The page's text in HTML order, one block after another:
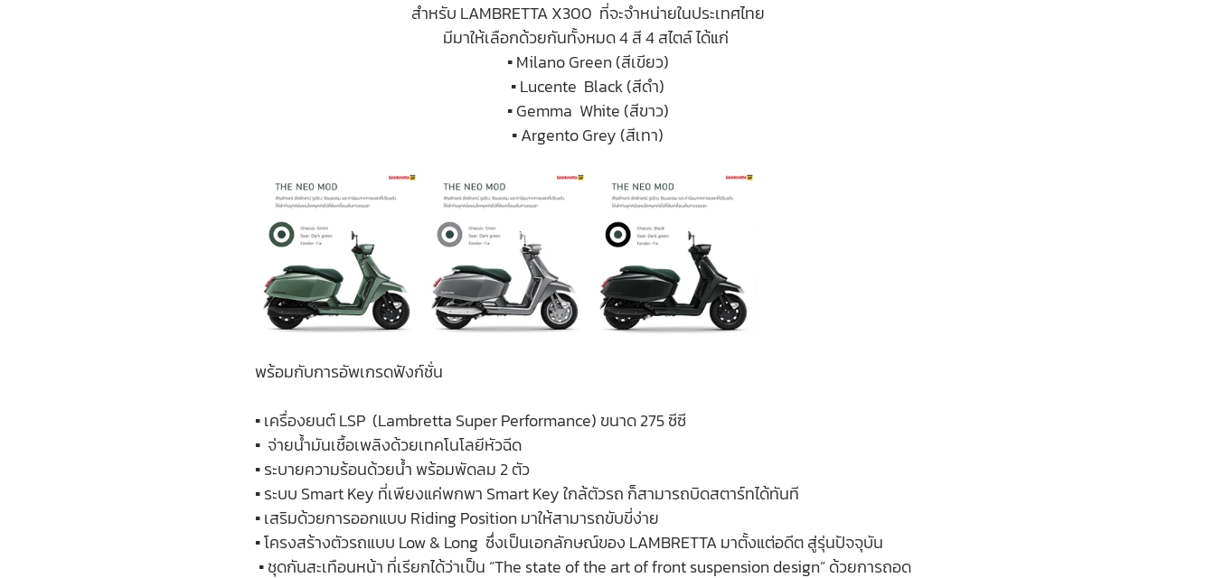
สำหรับ LAMBRETTA X300  ที่จะจำหน่ายในประเทศไทย
มีมาให้เลือกด้วยกันทั้งหมด 4 สี 4 สไตล์ ได้แก่
▪️ Milano Green (สีเขียว)
▪️ Lucente  Black (สีดำ)
▪️ Gemma  White (สีขาว)
▪️ Argento Grey (สีเทา)
พร้อมกับการอัพเกรดฟังก์ชั่น
▪️ เครื่องยนต์ LSP  (Lambretta Super Performance) ขนาด 275 ซีซี
▪️  จ่ายน้ำมันเชื้อเพลิงด้วยเทคโนโลยีหัวฉีด
▪️ ระบายความร้อนด้วยน้ำ พร้อมพัดลม 2 ตัว
▪️ ระบบ Smart Key ที่เพียงแค่พกพา Smart Key ใกล้ตัวรถ ก็สามารถบิดสตาร์ทได้ทันที
▪️ เสริมด้วยการออกแบบ Riding Position มาให้สามารถขับขี่ง่าย
▪️ โครงสร้างตัวรถแบบ Low & Long  ซึ่งเป็นเอกลักษณ์ของ LAMBRETTA มาตั้งแต่อดีต สู่รุ่นปัจจุบัน